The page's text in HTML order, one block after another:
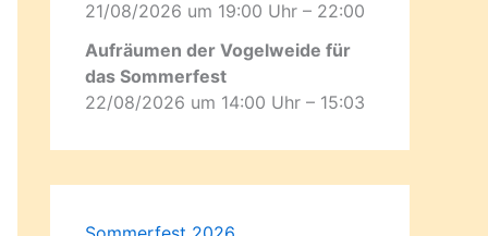
21/08/2026 um 19:00 Uhr – 22:00
Aufräumen der Vogelweide für
das Sommerfest
22/08/2026 um 14:00 Uhr – 15:03